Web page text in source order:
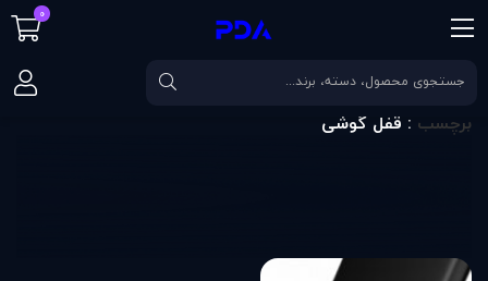
صفحه اصلی برچسب قفل گوشی
برچسب : قفل گوشی
0